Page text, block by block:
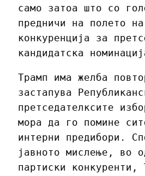
само затоа што со
предничи на полето
конкуренција за
кандидатска
Трамп има желба
застапува
претседателксите
мора да го помине
интерни предибори.
јавното мислење, во
партиски конкуренти,